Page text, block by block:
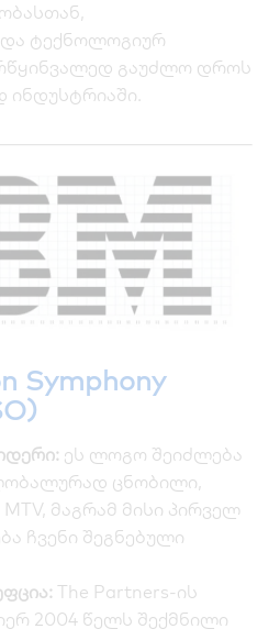
ტექნოლოგიურ
გაუძლო დროს
ინდუსტრიაში.
Symphony
ეს ლოგო შეიძლება
ცნობილი,
მაგრამ მისი პირველ
ჩვენი შეგნებული
The Partners-ის
2004 წელს შექმნილი